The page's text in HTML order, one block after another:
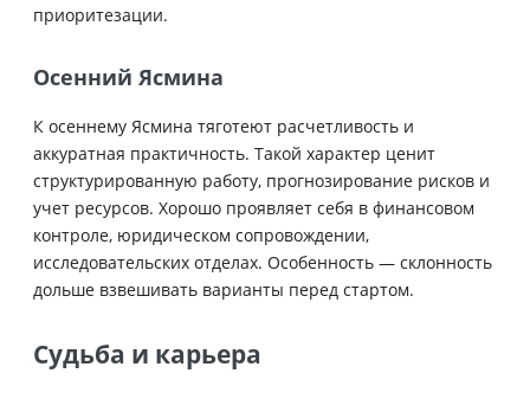
приоритезации.
Осенний Ясмина
К осеннему Ясмина тяготеют расчетливость и
аккуратная практичность. Такой характер ценит
структурированную работу, прогнозирование рисков и
учет ресурсов. Хорошо проявляет себя в финансовом
контроле, юридическом сопровождении,
исследовательских отделах. Особенность — склонность
дольше взвешивать варианты перед стартом.
Судьба и карьера